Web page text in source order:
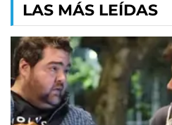
LAS MÁS LEÍDAS